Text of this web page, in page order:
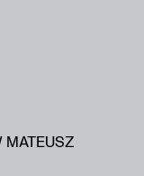
MATEUSZ